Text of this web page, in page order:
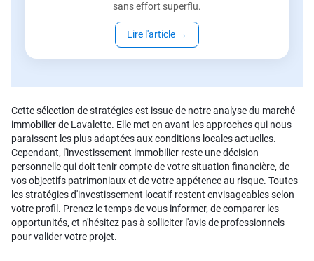
sans effort superflu.
Lire l'article →
Cette sélection de stratégies est issue de notre analyse du marché
immobilier de Lavalette. Elle met en avant les approches qui nous
paraissent les plus adaptées aux conditions locales actuelles.
Cependant, l'investissement immobilier reste une décision
personnelle qui doit tenir compte de votre situation financière, de
vos objectifs patrimoniaux et de votre appétence au risque. Toutes
les stratégies d'investissement locatif restent envisageables selon
votre profil. Prenez le temps de vous informer, de comparer les
opportunités, et n'hésitez pas à solliciter l'avis de professionnels
pour valider votre projet.